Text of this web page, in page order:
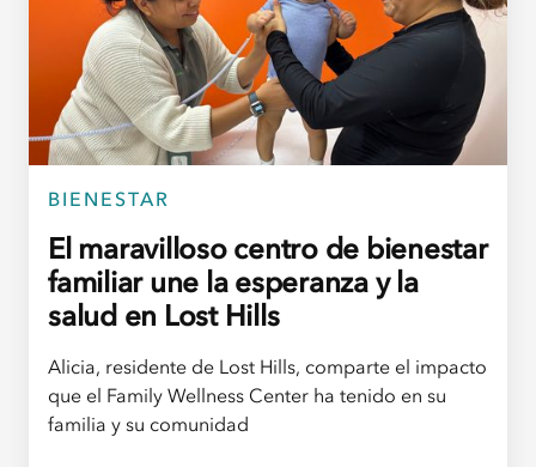
BIENESTAR
El maravilloso centro de bienestar
familiar une la esperanza y la
salud en Lost Hills
Alicia, residente de Lost Hills, comparte el impacto
que el Family Wellness Center ha tenido en su
familia y su comunidad